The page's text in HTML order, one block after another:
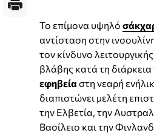
Το επίμονα υψηλό
αντίσταση στην
τον κίνδυνο
βλάβης κατά τη
εφηβεία στη νεαρή
διαπιστώνει μελέτη
την Ελβετία, την
Βασίλειο και την